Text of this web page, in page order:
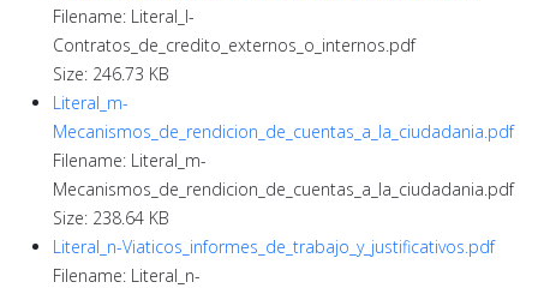
Filename: Literal_l-
Contratos_de_credito_externos_o_internos.pdf
Size: 246.73 KB
Literal_m-
Mecanismos_de_rendicion_de_cuentas_a_la_ciudadania.pdf
Filename: Literal_m-
Mecanismos_de_rendicion_de_cuentas_a_la_ciudadania.pdf
Size: 238.64 KB
Literal_n-Viaticos_informes_de_trabajo_y_justificativos.pdf
Filename: Literal_n-